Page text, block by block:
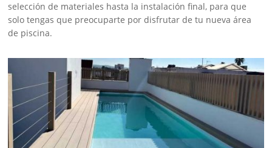
selección de materiales hasta la instalación final, para que
solo tengas que preocuparte por disfrutar de tu nueva área
de piscina.